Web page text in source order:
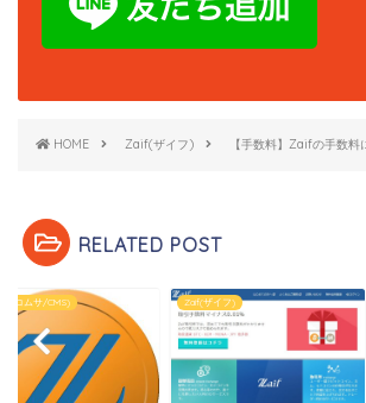
HOME Zaif(ザイフ) 【手数料】Zaifの手数
RELATED POST
イフ) Zaif(ザイフ)